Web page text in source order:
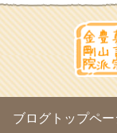
2010年6月(18)
2010年5月(22)
2010年4月(25)
2010年3月
(22)
2010年2月(23)
2010年1月(23)
(18)
2009年11月
(20)
ほうげん日記
放言じゃなくて和尚
面白いサイトみ
ヘェ～という感じ
ラブラドールのワ
ブログトップペー